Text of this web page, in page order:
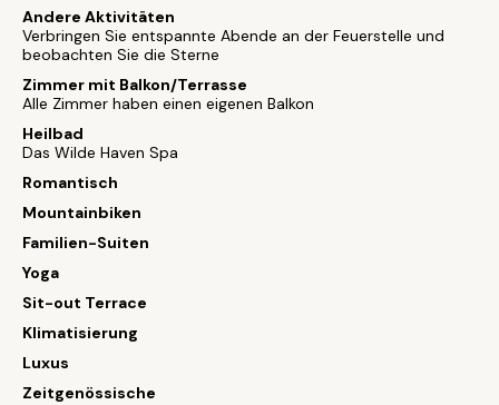
Andere Aktivitäten
Verbringen Sie entspannte Abende an der Feuerstelle und
beobachten Sie die Sterne
Zimmer mit Balkon/Terrasse
Alle Zimmer haben einen eigenen Balkon
Heilbad
Das Wilde Haven Spa
Romantisch
Mountainbiken
Familien-Suiten
Yoga
Sit-out Terrace
Klimatisierung
Luxus
Zeitgenössische